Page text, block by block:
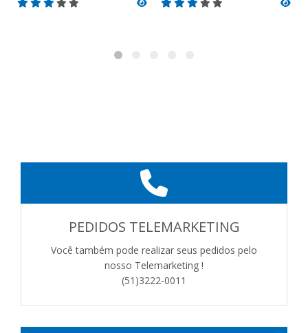
PEDIDOS TELEMARKETING
Você também pode realizar seus pedidos pelo
nosso Telemarketing !
(51)3222-0011